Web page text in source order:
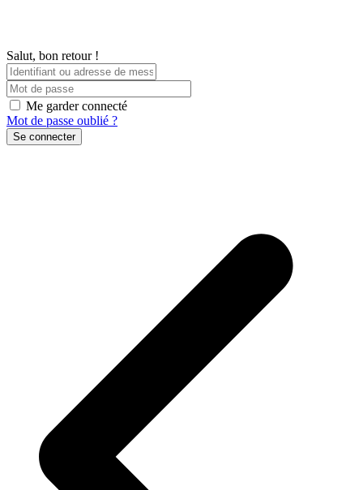
Salut, bon retour !
Me garder connecté
Mot de passe oublié ?
Se connecter